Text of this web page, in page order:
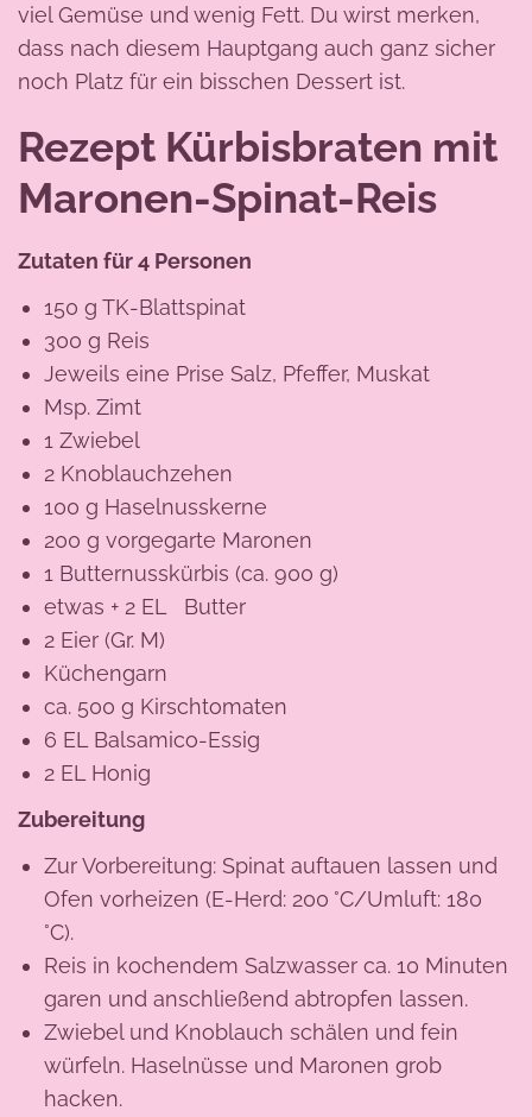
viel Gemüse und wenig Fett. Du wirst merken,
dass nach diesem Hauptgang auch ganz sicher
noch Platz für ein bisschen Dessert ist.
Rezept Kürbisbraten mit
Maronen-Spinat-Reis
Zutaten für 4 Personen
150 g TK-Blattspinat
300 g Reis
Jeweils eine Prise Salz, Pfeffer, Muskat
Msp. Zimt
1 Zwiebel
2 Knoblauchzehen
100 g Haselnusskerne
200 g vorgegarte Maronen
1 Butternusskürbis (ca. 900 g)
etwas + 2 EL Butter
2 Eier (Gr. M)
Küchengarn
ca. 500 g Kirschtomaten
6 EL Balsamico-Essig
2 EL Honig
Zubereitung
Zur Vorbereitung: Spinat auftauen lassen und
Ofen vorheizen (E-Herd: 200 °C/Umluft: 180
°C).
Reis in kochendem Salzwasser ca. 10 Minuten
garen und anschließend abtropfen lassen.
Zwiebel und Knoblauch schälen und fein
würfeln. Haselnüsse und Maronen grob
hacken.